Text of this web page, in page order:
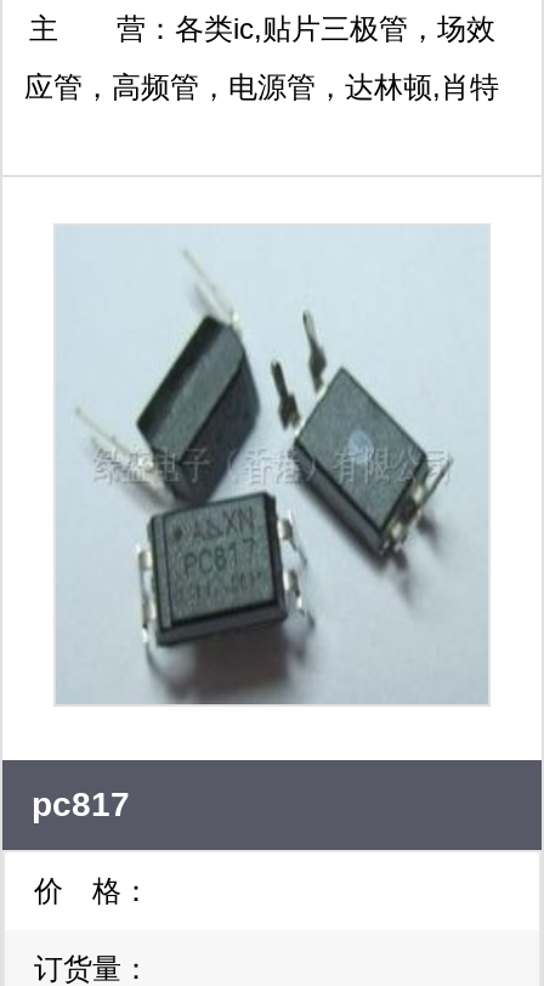
场二期n4a136福田区深南
路南光捷佳大厦
主 营： 各类ic,贴片三极管，场效
应管，高频管，电源管，达林顿,肖特
pc817
价 格：
订货量：